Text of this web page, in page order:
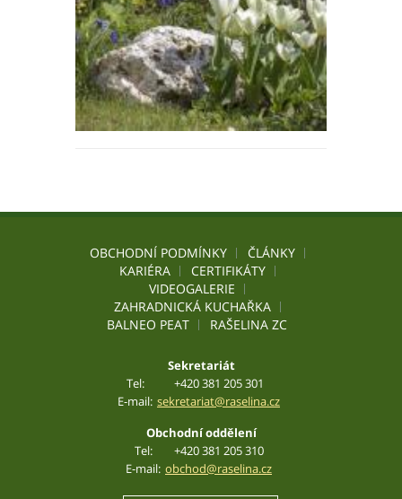
OBCHODNÍ PODMÍNKY
ČLÁNKY
KARIÉRA
CERTIFIKÁTY
VIDEOGALERIE
ZAHRADNICKÁ KUCHAŘKA
BALNEO PEAT
RAŠELINA ZC
Sekretariát
Tel:
+420 381 205 301
E-mail: sekretariat@raselina.cz
Obchodní oddělení
Tel:
+420 381 205 310
E-mail: obchod@raselina.cz